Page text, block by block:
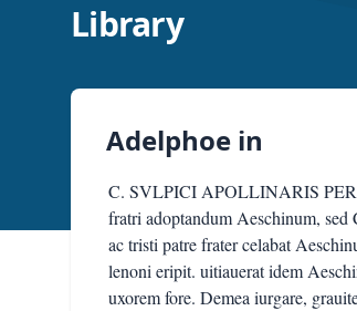
Library
Adelphoe in
C. SVLPICI APOLLINARIS
fratri adoptandum Aeschinum, sed
ac tristi patre frater celabat
lenoni eripit. uitiauerat idem
uxorem fore. Demea iurgare,